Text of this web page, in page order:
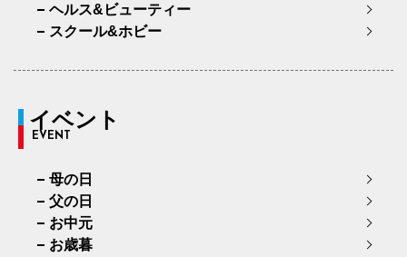
ヘルス&ビューティー
スクール&ホビー
イベント
EVENT
母の日
父の日
お中元
お歳暮